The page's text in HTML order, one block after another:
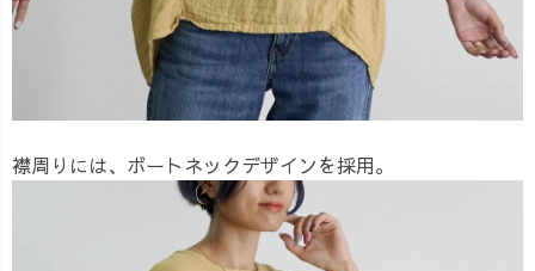
襟周りには、ボートネックデザインを採用。